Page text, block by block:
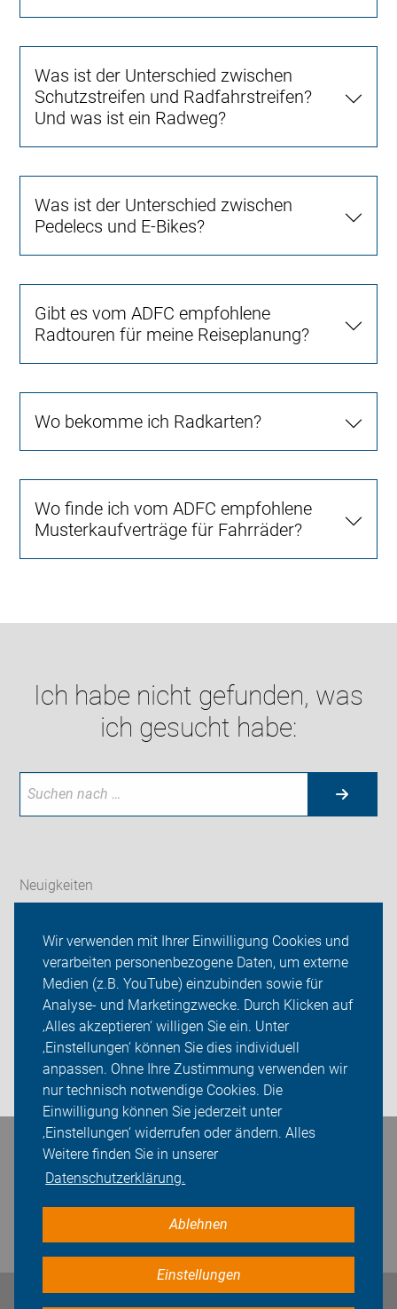
Wir verwenden mit Ihrer Einwilligung Cookies und
verarbeiten personenbezogene Daten, um externe
Medien (z.B. YouTube) einzubinden sowie für
Analyse- und Marketingzwecke. Durch Klicken auf
‚Alles akzeptieren‘ willigen Sie ein. Unter
‚Einstellungen‘ können Sie dies individuell
anpassen. Ohne Ihre Zustimmung verwenden wir
nur technisch notwendige Cookies. Die
Einwilligung können Sie jederzeit unter
‚Einstellungen‘ widerrufen oder ändern. Alles
Weitere finden Sie in unserer
Datenschutzerklärung.
Ablehnen
Einstellungen
Was ist der Unterschied zwischen
Schutzstreifen und Radfahrstreifen?
Und was ist ein Radweg?
Was ist der Unterschied zwischen
Pedelecs und E-Bikes?
Gibt es vom ADFC empfohlene
Radtouren für meine Reiseplanung?
Wo bekomme ich Radkarten?
Wo finde ich vom ADFC empfohlene
Musterkaufverträge für Fahrräder?
Ich habe nicht gefunden, was
ich gesucht habe:
Neuigkeiten
Tourenprogramm
Sei dabei
Presse
Login
Bleiben Sie in Kontakt